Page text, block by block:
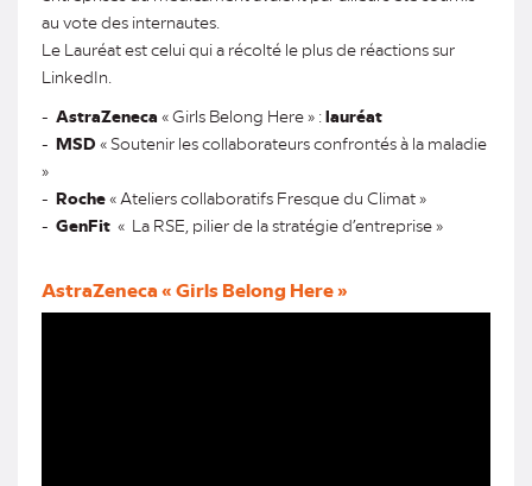
au vote des internautes.
Le Lauréat est celui qui a récolté le plus de réactions sur
LinkedIn.
- AstraZeneca « Girls Belong Here » :lauréat
- MSD « Soutenir les collaborateurs confrontés à la maladie
»
- Roche« Ateliers collaboratifs Fresque du Climat »
- GenFit « La RSE, pilier de la stratégie d’entreprise »
AstraZeneca « Girls Belong Here »